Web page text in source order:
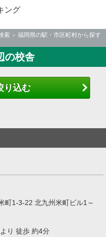
ング
索
福岡県の駅・市区町村から探す
の校舎
り込む
町1-3-22 北九州米町ビル1～
り 徒歩 約4分